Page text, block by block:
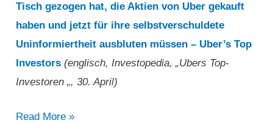
Tisch gezogen hat, die Aktien von Uber gekauft
haben und jetzt für ihre selbstverschuldete
Uninformiertheit ausbluten müssen – Uber’s Top
Investors (englisch, Investopedia, „Ubers Top-
Investoren „, 30. April)
„Ubers
Read More »